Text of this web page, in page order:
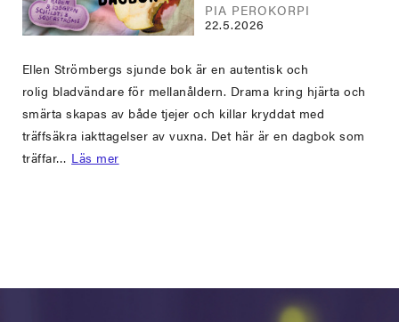
PIA PEROKORPI
22.5.2026
Ellen Strömbergs sjunde bok är en autentisk och
rolig bladvändare för mellanåldern. Drama kring hjärta och
smärta skapas av både tjejer och killar kryddat med
träffsäkra iakttagelser av vuxna. Det här är en dagbok som
träffar… Läs mer